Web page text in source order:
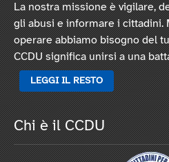
La nostra missione è vigilare,
gli abusi e informare i cittadini.
operare abbiamo bisogno del
CCDU significa unirsi a una
LEGGI IL RESTO
Chi è il CCDU